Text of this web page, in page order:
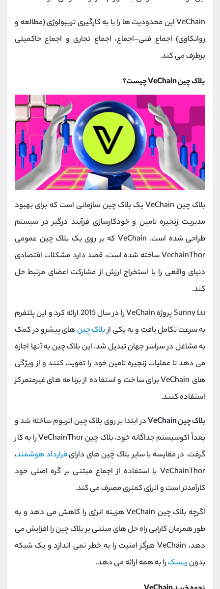
VeChain این محدودیت ها را با به کارگیری تریبولوژی (مطالعه و
روانکاوی) اجماع فنی-اجماع، اجماع تجاری و اجماع حاکمیتی
برطرف می کند.
بلاک چین VeChain چیست؟
بلاک چین VeChain یک بلاک چین سازمانی است که برای بهبود
مدیریت زنجیره تامین و خودکارسازی فرآیند درگیر در سیستم
طراحی شده است. VeChain که بر روی یک بلاک چین عمومی
VechainThor ساخته شده است، قصد دارد مشکلات اقتصادی
دنیای واقعی را با استخراج ارزش از مشارکت اعضای مرتبط حل
کند.
Sunny Lu پروژه VeChain را در سال 2015 ارائه کرد و این پلتفرم
به سرعت تکامل یافت و به یکی ازبلاک چینهای پیشرو در کمک
به مشاغل در سراسر جهان تبدیل شد. این بلاک چین به آنها اجازه
می دهد تا عملیات زنجیره تامین خود را تقویت کنند و از ویژگی
های VeChain برای ساخت و استفاده از برنامه های غیرمتمرکز
استفاده کنند.
بلاک چین VeChain
در ابتدا بر روی بلاک چین اتریوم ساخته شد و
بعداً اکوسیستم جداگانه خود، بلاک چین VeChainThor را به کار
گرفت. در مقایسه با سایر بلاک چین های دارایقرارداد هوشمند،
VeChainThor با استفاده از اجماع مبتنی بر گره اصلی خود
کارآمدتر است و انرژی کمتری مصرف می کند.
اگرچه بلاک چین VeChain هزینه انرژی را کاهش می دهد و به
طور همزمان کارایی راه حل های مبتنی بر بلاک چین را افزایش می
دهد، VeChain هرگز امنیت را به خطر نمی اندازد و یک شبکه
بدونریسک را به همه ارائه می دهد.